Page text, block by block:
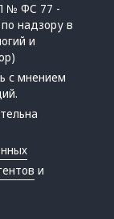
№ ФС 77 -
надзору в
и
с мнением
и